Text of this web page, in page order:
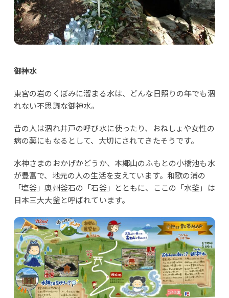
御神水
東宮の岩のくぼみに溜まる水は、どんな日照りの年でも涸
れない不思議な御神水。
昔の人は涸れ井戸の呼び水に使ったり、おねしょや女性の
病の薬にもなるとして、大切にされてきたそうです。
水神さまのおかげかどうか、本郷山のふもとの小橋池も水
が豊富で、地元の人の生活を支えています。和歌の浦の
「塩釜」奥州釜石の「石釜」とともに、ここの「水釜」は
日本三大大釜と呼ばれています。